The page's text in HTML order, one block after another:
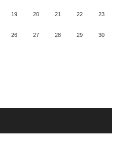
19 20 21 22 23
26 27 28 29 30